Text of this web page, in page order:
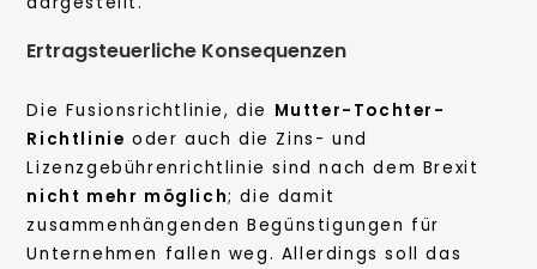
Ertragsteuerliche Konsequenzen
Die Fusionsrichtlinie, die Mutter-Tochter-
Richtlinie oder auch die Zins- und
Lizenzgebührenrichtlinie sind nach dem Brexit
nicht mehr möglich; die damit
zusammenhängenden Begünstigungen für
Unternehmen fallen weg. Allerdings soll das